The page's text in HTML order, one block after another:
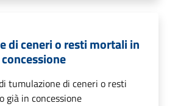
di ceneri o resti mortali in
tumulazione di ceneri o resti
già in concessione